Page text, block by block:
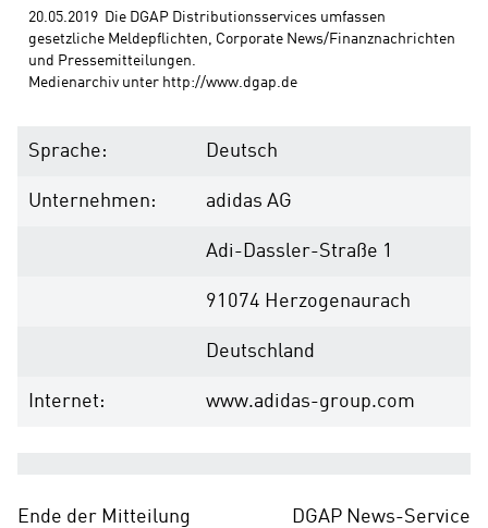
20.05.2019  Die DGAP Distributionsservices umfassen
gesetzliche Meldepflichten, Corporate News/Finanznachrichten
und Pressemitteilungen.
Medienarchiv unter http://www.dgap.de
Sprache: Deutsch
Unternehmen: adidas AG
Adi-Dassler-Straße 1
91074 Herzogenaurach
Deutschland
Internet: www.adidas-group.com
Ende der Mitteilung DGAP News-Service